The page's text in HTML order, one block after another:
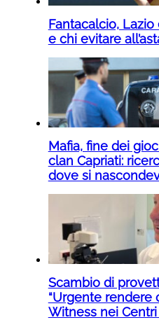
Fantacalcio,
e chi evitare
Mafia, fine dei
clan Capriati:
dove si
Scambio di
“Urgente rendere
Witness nei Centri